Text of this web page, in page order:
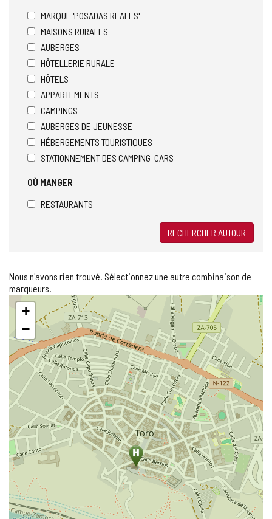
MARQUE 'POSADAS REALES'
MAISONS RURALES
AUBERGES
HÔTELLERIE RURALE
HÔTELS
APPARTEMENTS
CAMPINGS
AUBERGES DE JEUNESSE
HÉBERGEMENTS TOURISTIQUES
STATIONNEMENT DES CAMPING-CARS
OÙ MANGER
RESTAURANTS
RECHERCHER AUTOUR
Nous n'avons rien trouvé. Sélectionnez une autre combinaison de
marqueurs.
Sauter
carte
+
−